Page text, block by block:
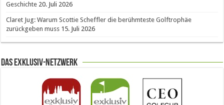
Geschichte 20. Juli 2026
Claret Jug: Warum Scottie Scheffler die berühmteste Golftrophäe
zurückgeben muss 15. Juli 2026
Das Exklusiv-Netzwerk